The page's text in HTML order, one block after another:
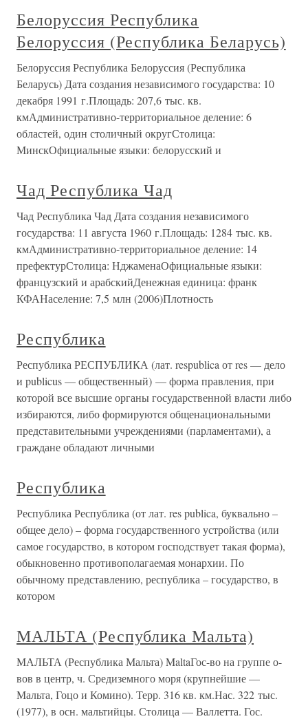
Белоруссия Республика
Белоруссия (Республика Беларусь)
Белоруссия Республика Белоруссия (Республика
Беларусь) Дата создания независимого государства: 10
декабря 1991 г.Площадь: 207,6 тыс. кв.
кмАдминистративно-территориальное деление: 6
областей, один столичный округСтолица:
МинскОфициальные языки: белорусский и
Чад Республика Чад
Чад Республика Чад Дата создания независимого
государства: 11 августа 1960 г.Площадь: 1284 тыс. кв.
кмАдминистративно-территориальное деление: 14
префектурСтолица: НджаменаОфициальные языки:
французский и арабскийДенежная единица: франк
КФАНаселение: 7,5 млн (2006)Плотность
Республика
Республика РЕСПУБЛИКА (лат. respublica от res — дело
и publicus — общественный) — форма правления, при
которой все высшие органы государственной власти либо
избираются, либо формируются общенациональными
представительными учреждениями (парламентами), а
граждане обладают личными
Республика
Республика Республика (от лат. res publica, буквально –
общее дело) – форма государственного устройства (или
самое государство, в котором господствует такая форма),
обыкновенно противополагаемая монархии. По
обычному представлению, республика – государство, в
котором
МАЛЬТА (Республика Мальта)
МАЛЬТА (Республика Мальта) MaltaГос-во на группе о-
вов в центр, ч. Средиземного моря (крупнейшие —
Мальта, Гоцо и Комино). Терр. 316 кв. км.Нас. 322 тыс.
(1977), в осн. мальтийцы. Столица — Валлетта. Гос.